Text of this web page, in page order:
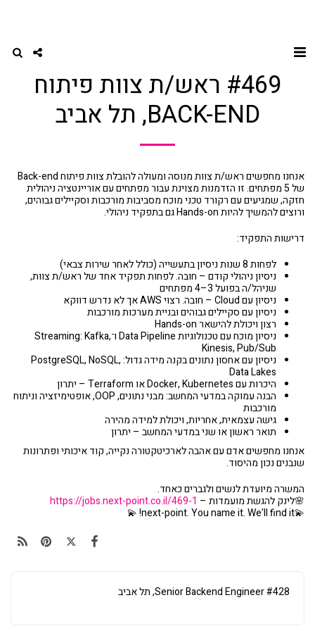
דף הבית
#469 ראש/ת צוות פיתוח
BACK-END, תל אביב
אנחנו מחפשים ראש/ת צוות מנוסה ומעולה להובלת צוות פיתוח Back-end
של 5 מפתחים. זו הזדמנות מצוינת עבור מפתחים עם אוריינטציה ניהולית
חזקה, שמגיעים עם רקורד טכני מוכח מסביבות מורכבות וסקיילים גבוהים,
ורוצים להמשיך להיות Hands-on גם בתפקיד ניהולי.
דרישות התפקיד:
לפחות 8 שנות ניסיון בתעשייה (כולל לאחר שירות צבאי)
ניסיון ניהולי קודם – חובה. לפחות תפקיד אחד של ראש/ת צוות,
שניהל/ה בפועל 3–4 מפתחים
ניסיון עם Cloud – חובה. רצוי AWS אך לא נדרש דווקא
ניסיון עם סקיילים גבוהים ובניית מערכות מורכבות
רצון ויכולת להישאר Hands-on
ניסיון מוכח עם טכנולוגיות Data Pipeline ו־Streaming: Kafka,
Kinesis, Pub/Sub
ניסיון עם אחסון נתונים בקנה מידה גדול: PostgreSQL, NoSQL,
Data Lakes
היכרות עם Docker, Kubernetes או Terraform – יתרון
הבנה עמוקה במדעי המחשב: מבני נתונים, OOP, אופטימיזציה וניתוח
מורכבות
גישה עצמאית, אחריות, ויכולת למידה מהירה
תואר ראשון או שני במדעי המחשב – יתרון
אנחנו מחפשים אדם עם אהבה לארכיטקטורה נקייה, קוד איכותי ופתרונות
שנבנים נכון מהיסוד.
המשרה מיועדת לנשים ולגברים כאחד.
🌸לינק להגשת מועמדות – https://jobs.next-point.co.il/469-1
💫next-point. You name it. We'll find it! 💫
#428 Senior Backend Engineer, תל אביב